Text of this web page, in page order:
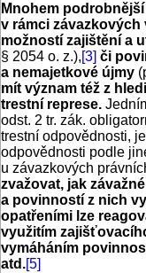
Mnohem
v rámci
možností zajištění a
§ 2054 o. z.),[3] či
a nemajetkové újmy
mít význam též z
trestní represe.
odst. 2 tr. zák.
trestní odpovědnosti,
odpovědnosti podle
u závazkových
zvažovat, jak
a povinností z nich
opatřeními lze
využitím
vymáháním
atd.[5]